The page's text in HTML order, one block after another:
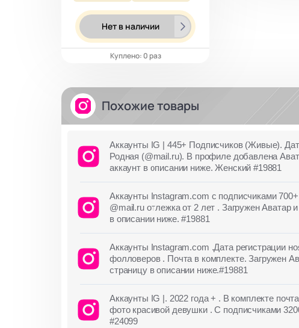
Нет в наличии
Куплено: 0 раз
Похожие товары
Аккаунты IG | 445+ Подписчиков (Живые).
Родная (@mail.ru). В профиле добавлена
аккаунт в описании ниже. Женский #19881
Аккаунты Instagram.com с подписчиками
@mail.ru отлежка от 2 лет . Загружен
в описании ниже. #19881
Аккаунты Instagram.com .Дата регистрации
фолловеров . Почта в комплекте. Загружен
страницу в описании ниже.#19881
Аккаунты IG |. 2022 года + . В комплекте
фото красивой девушки . С подписчиками
#24099